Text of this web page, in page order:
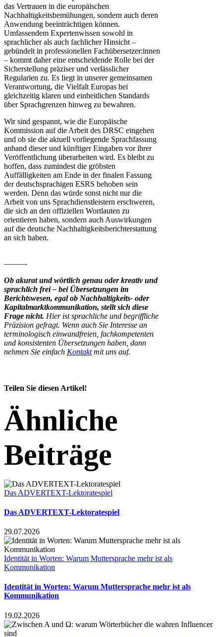
das Vertrauen in die europäischen
Nachhaltigkeitsbemühungen, sondern auch deren
Anwendung beeinträchtigen können.
Umfassendem Expertenwissen sowohl in
sprachlicher als auch fachlicher Hinsicht –
gebündelt in professionellen Fachübersetzer:innen
– kommt daher eine entscheidende Rolle bei der
Sicherstellung präziser und verlässlicher
Regularien zu. Es liegt in unserer gemeinsamen
Verantwortung, die Vielfalt Europas bei
gleichzeitig klaren und einheitlichen Standards
über Sprachgrenzen hinweg zu bewahren.
Wir sind gespannt, wie die Europäische
Kommission auf die Arbeit des DRSC eingehen
und ob sie die aktuell vorliegende Sprachfassung
anhand dieser und künftiger Eingaben vor ihrer
Veröffentlichung überarbeiten wird. Es bleibt zu
hoffen, dass zumindest die gröbsten
Auffälligkeiten am Ende in der finalen Fassung
der deutschsprachigen ESRS behoben sein
werden. Denn das würde sonst nicht nur die
Arbeit von uns Sprachdienstleistern erschweren,
die sich an den offiziellen Wortlauten zu
orientieren haben, sondern auch Auswirkungen
auf die deutsche Nachhaltigkeitsberichterstattung
an sich haben.
———-
Ob akurat und wörtlich genau oder kreativ und
sprachlich frei – bei Übersetzungen im
Berichtswesen, egal ob Nachhaltigkeits- oder
Kapitalmarktkommunikation, stellt sich diese
Frage nicht. Hier ist sprachliche und begriffliche
Präzision gefragt. Wenn auch Sie Interesse an
terminologisch einwandfreien, fachkompetenten
und konsistenten Übersetzungen haben, dann
nehmen Sie einfach Kontaktmit uns auf.
Teilen Sie diesen Artikel!
Facebook
LinkedIn
Ähnliche
Beiträge
Das ADVERTEXT-Lektoratespiel
Das ADVERTEXT-Lektoratespiel
29.07.2026
Identität in Worten: Warum Muttersprache mehr ist als
Kommunikation
Identität in Worten: Warum Muttersprache mehr ist als
Kommunikation
19.02.2026